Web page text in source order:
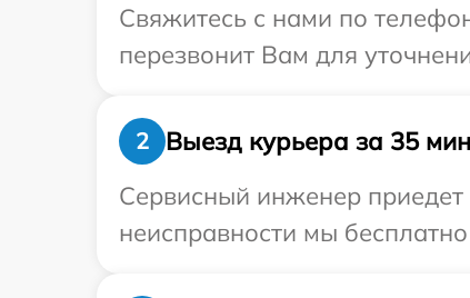
Свяжитесь с нами по
перезвонит Вам для
2
Выезд курьера за 35
Сервисный инженер приедет
неисправности мы